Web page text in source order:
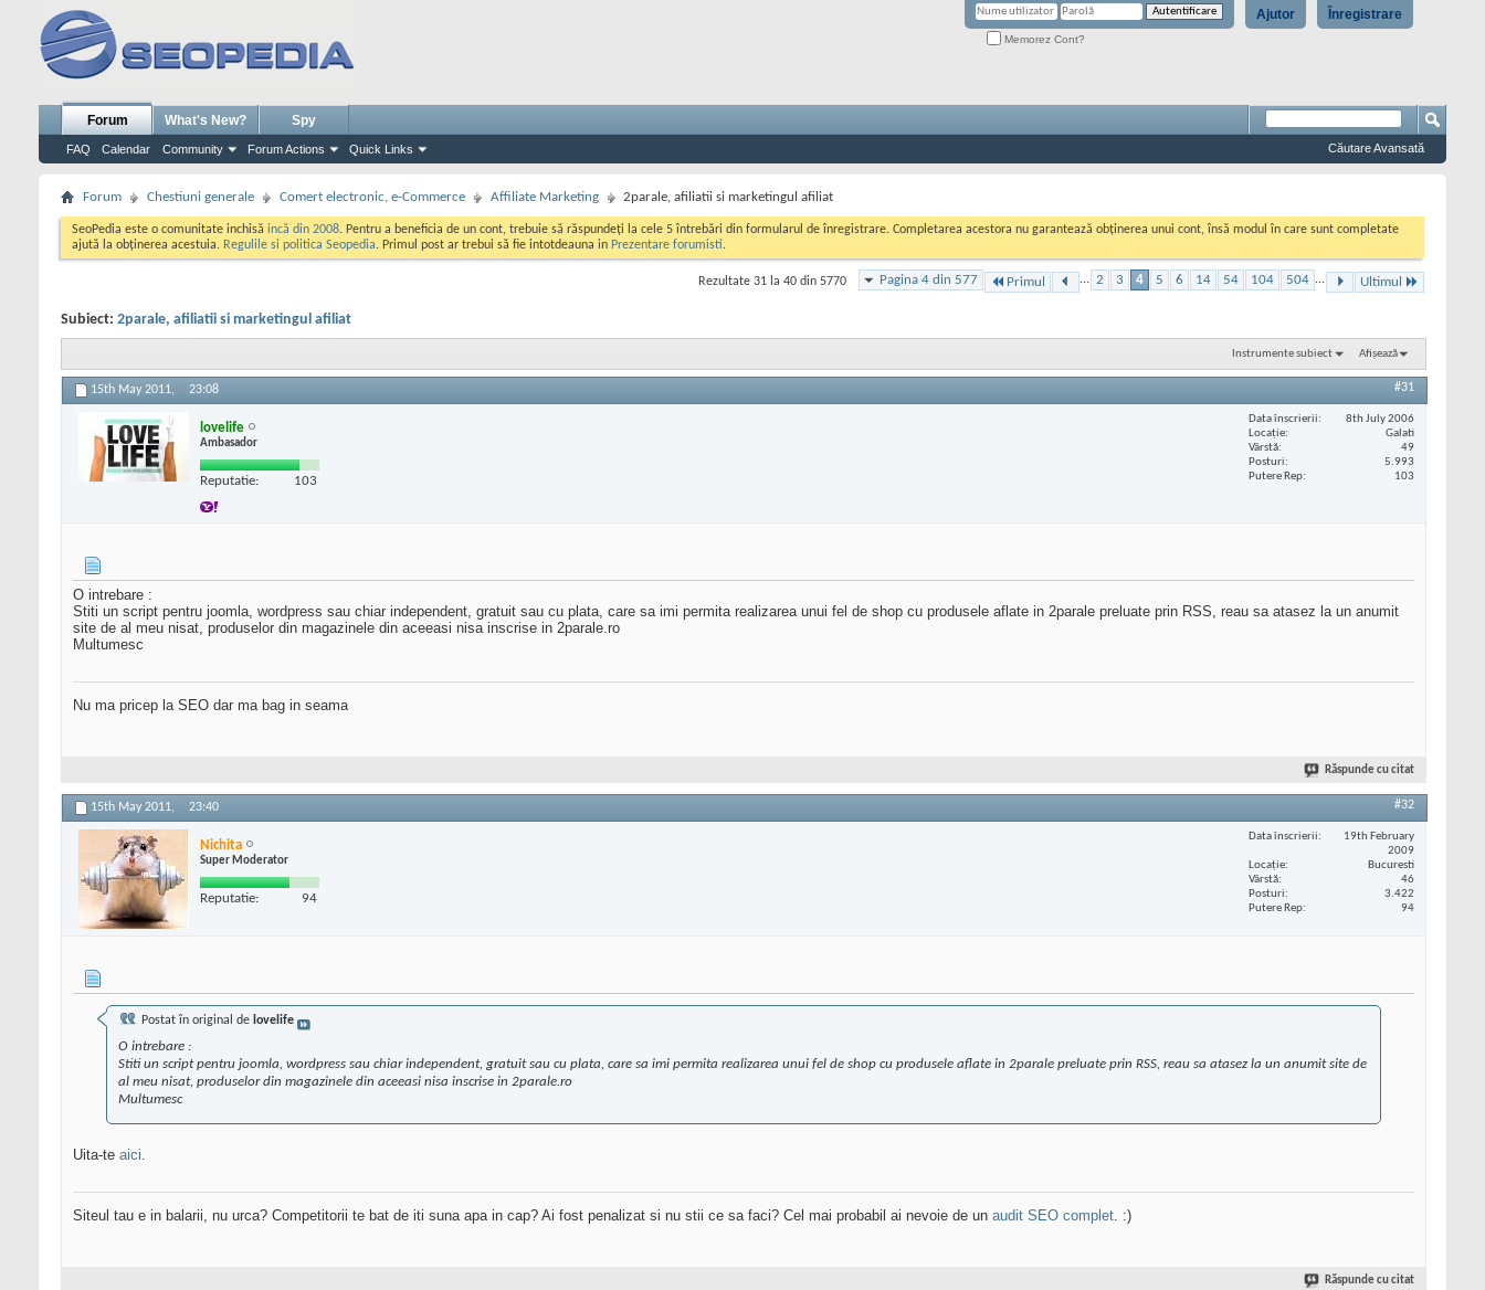
Înregistrare
Ajutor
Memorez Cont?
Forum
FAQ Calendar Community Forum Actions Quick Links
What's New? Spy
Căutare Avansată
Forum Chestiuni generale Comert electronic, e-Commerce Affiliate Marketing 2parale, afiliatii si marketingul afiliat
SeoPedia este o comunitate inchisă incă din 2008. Pentru a beneficia de un cont, trebuie să răspundeți la cele 5 întrebări din formularul de înregistrare. Completarea acestora nu garantează obținerea unui cont, însă modul în care sunt completate
ajută la obținerea acestuia. Regulile si politica Seopedia. Primul post ar trebui să fie intotdeauna in Prezentare forumisti.
Pagina 4 din 577 Primul ... 2 3 4 5 6 14 54 104 504 ... Ultimul
Rezultate 31 la 40 din 5770
Subiect: 2parale, afiliatii si marketingul afiliat
Instrumente subiect Afișează
15th May 2011, 23:08 #31
lovelife
Ambasador
Reputatie: 103
Data înscrierii
8th July 2006
Locaţie
Galati
Vârstă
49
Posturi
5.993
Putere Rep
103
O intrebare :
Stiti un script pentru joomla, wordpress sau chiar independent, gratuit sau cu plata, care sa imi permita realizarea unui fel de shop cu produsele aflate in 2parale preluate prin RSS, reau sa atasez la un anumit
site de al meu nisat, produselor din magazinele din aceeasi nisa inscrise in 2parale.ro
Multumesc
Nu ma pricep la SEO dar ma bag in seama
Răspunde cu citat
15th May 2011, 23:40 #32
Nichita
Super Moderator
Reputatie: 94
Data înscrierii
19th February
2009
Locaţie
Bucuresti
Vârstă
46
Posturi
3.422
Putere Rep
94
Postat în original de lovelife
O intrebare :
Stiti un script pentru joomla, wordpress sau chiar independent, gratuit sau cu plata, care sa imi permita realizarea unui fel de shop cu produsele aflate in 2parale preluate prin RSS, reau sa atasez la un anumit site de
al meu nisat, produselor din magazinele din aceeasi nisa inscrise in 2parale.ro
Multumesc
Uita-te aici.
Siteul tau e in balarii, nu urca? Competitorii te bat de iti suna apa in cap? Ai fost penalizat si nu stii ce sa faci? Cel mai probabil ai nevoie de un audit SEO complet. :)
Răspunde cu citat